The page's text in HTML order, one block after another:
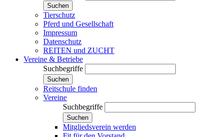
Suchen
Tierschutz
Pferd und Gesellschaft
Impressum
Datenschutz
REITEN und ZUCHT
Vereine & Betriebe
Suchbegriffe
Suchen
Reitschule finden
Vereine
Suchbegriffe
Suchen
Mitgliedsverein werden